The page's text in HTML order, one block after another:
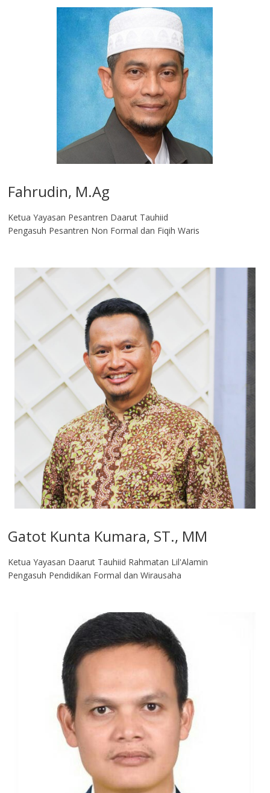
Fahrudin, M.Ag​
Ketua Yayasan Pesantren Daarut Tauhiid
Pengasuh Pesantren Non Formal dan Fiqih Waris
Gatot Kunta Kumara, ST., MM
Ketua Yayasan Daarut Tauhiid Rahmatan Lil'Alamin
Pengasuh Pendidikan Formal dan Wirausaha